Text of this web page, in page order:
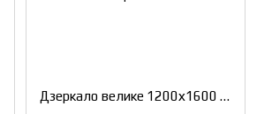
Дзеркало велике 1200х1600 мм з LED-підсвічуванням